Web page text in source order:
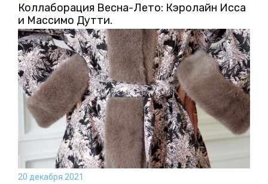
Коллаборация Весна-Лето: Кэролайн Исса
и Массимо Дутти.
20 декабря 2021